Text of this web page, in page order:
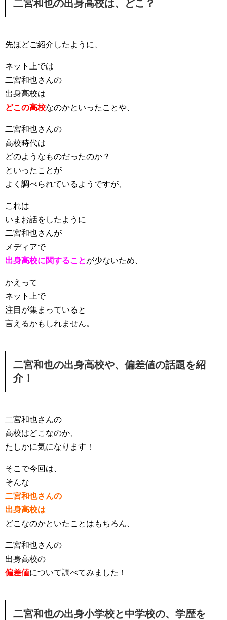
二宮和也の出身高校は、どこ？
先ほどご紹介したように、
ネット上では
二宮和也さんの
出身高校は
どこの高校なのかといったことや、
二宮和也さんの
高校時代は
どのようなものだったのか？
といったことが
よく調べられているようですが、
これは
いまお話をしたように
二宮和也さんが
メディアで
出身高校に関することが少ないため、
かえって
ネット上で
注目が集まっていると
言えるかもしれません。
二宮和也の出身高校や、偏差値の話題を紹
介！
二宮和也さんの
高校はどこなのか、
たしかに気になります！
そこで今回は、
そんな
二宮和也さんの
出身高校は
どこなのかといたことはもちろん、
二宮和也さんの
出身高校の
偏差値について調べてみました！
二宮和也の出身小学校と中学校の、学歴を